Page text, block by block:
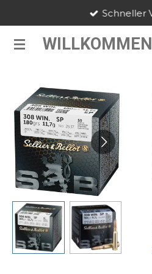
springen
Schneller